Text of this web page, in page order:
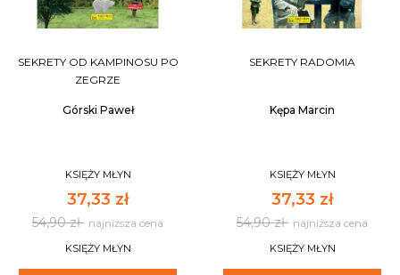
SEKRETY OD KAMPINOSU PO
ZEGRZE
Górski Paweł
KSIĘŻY MŁYN
37,33 zł
54,90 zł najniższa cena
KSIĘŻY MŁYN
SEKRETY RADOMIA
Kępa Marcin
KSIĘŻY MŁYN
37,33 zł
54,90 zł najniższa cena
KSIĘŻY MŁYN